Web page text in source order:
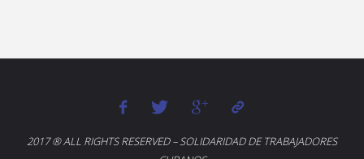
2017 ® ALL RIGHTS RESERVED – SOLIDARIDAD DE TRABAJADORES